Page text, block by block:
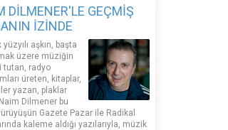
DİLMENER'LE GEÇMİŞ
İZİNDE
yüzyılı aşkın, başta
üzere müziğin
tutan, radyo
üreten, kitaplar,
yazan, plaklar
Dilmener bu
Gazete Pazar ile Radikal
kaleme aldığı yazılarıyla, müzik